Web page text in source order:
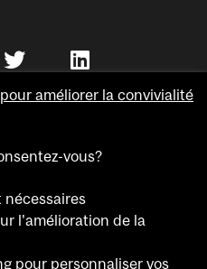
témoins
améliorer la convivialité
vous?
l'amélioration de la
pour personnaliser vos